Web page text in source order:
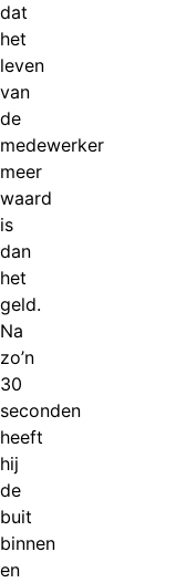
dat
het
leven
van
de
medewerker
meer
waard
is
dan
het
geld.
Na
zo’n
30
seconden
heeft
hij
de
buit
binnen
en